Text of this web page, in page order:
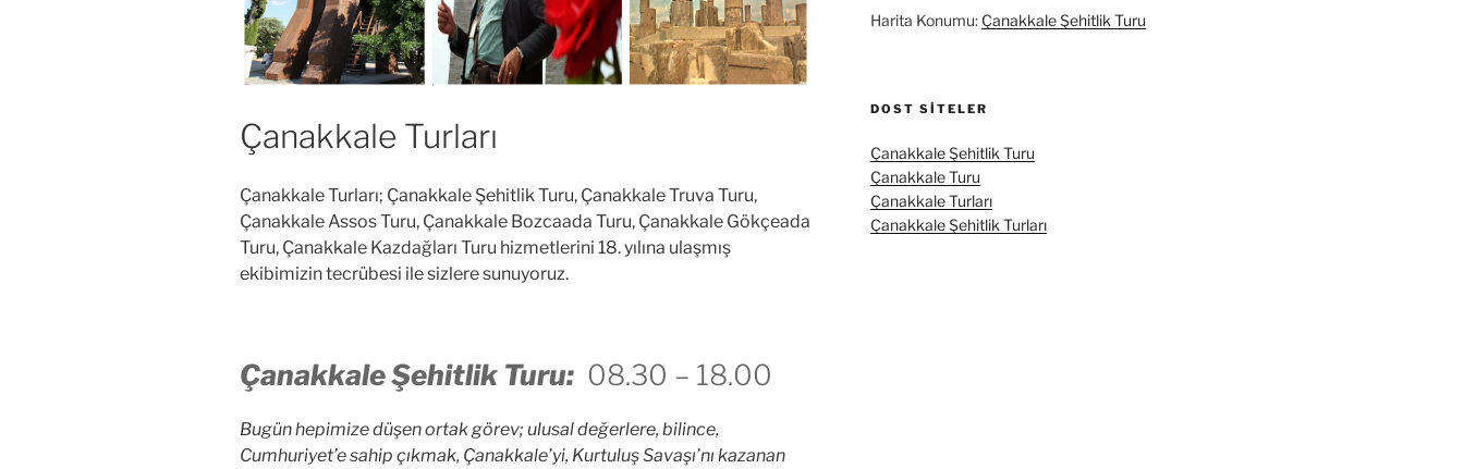
Çanakkale Turları
Çanakkale Turları; Çanakkale Şehitlik Turu, Çanakkale Truva Turu,
Çanakkale Assos Turu, Çanakkale Bozcaada Turu, Çanakkale Gökçeada
Turu, Çanakkale Kazdağları Turu hizmetlerini 18. yılına ulaşmış
ekibimizin tecrübesi ile sizlere sunuyoruz.
Çanakkale Şehitlik Turu: 08.30 – 18.00
Bugün hepimize düşen ortak görev; ulusal değerlere, bilince,
Cumhuriyet’e sahip çıkmak, Çanakkale’yi, Kurtuluş Savaşı’nı kazanan
Harita Konumu: Çanakkale Şehitlik Turu
DOST SITELER
Çanakkale Şehitlik Turu
Çanakkale Turu
Çanakkale Turları
Çanakkale Şehitlik Turları